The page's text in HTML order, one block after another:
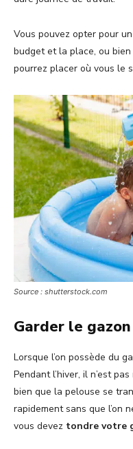
Vous pouvez opter pour
budget et la place, ou bien
pourrez placer où vous le
Source : shutterstock.com
Garder le
Lorsque l’on possède du
Pendant l’hiver, il n’est
bien que la pelouse se
rapidement sans que l’on
vous devez tondre votre